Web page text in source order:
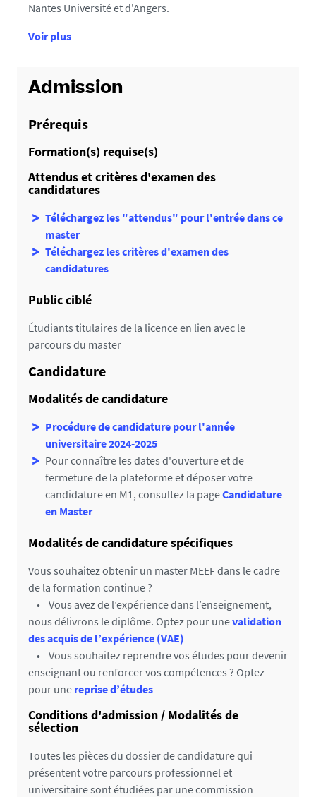
Nantes Université et d'Angers.
Voir plusd
é
a
l
Admission
Prérequis
Formation(s) requise(s)
Attendus et critères d'examen des
candidatures
Téléchargez les "attendus" pour l'entrée dans ce
master
Téléchargez les critères d'examen des
candidatures
Public ciblé
Étudiants titulaires de la licence en lien avec le
parcours du master
Candidature
Modalités de candidature
Procédure de candidature pour l'année
universitaire 2024-2025
Pour connaître les dates d'ouverture et de
fermeture de la plateforme et déposer votre
candidature en M1, consultez la pageCandidature
en Master
Modalités de candidature spécifiques
Vous souhaitez obtenir un master MEEF dans le cadre
de la formation continue ?
• Vous avez de l’expérience dans l’enseignement,
nous délivrons le diplôme. Optez pour unevalidation
des acquis de l’expérience (VAE)
• Vous souhaitez reprendre vos études pour devenir
enseignant ou renforcer vos compétences ? Optez
pour une reprise d’études
Conditions d'admission / Modalités de
sélection
Toutes les pièces du dossier de candidature qui
présentent votre parcours professionnel et
universitaire sont étudiées par une commission